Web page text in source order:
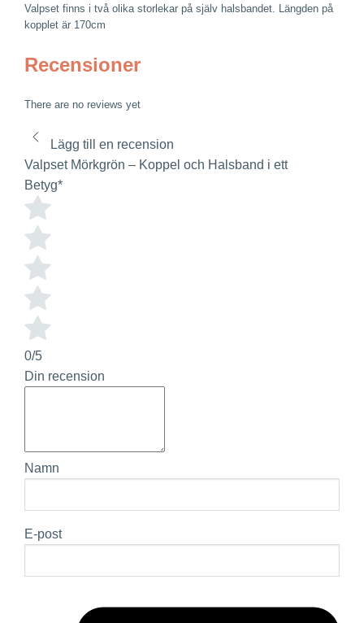
Valpset finns i två olika storlekar på själv halsbandet. Längden på
kopplet är 170cm
Recensioner
There are no reviews yet
Lägg till en recension
Valpset Mörkgrön – Koppel och Halsband i ett
Betyg*
0/5
Din recension
Namn
E-post